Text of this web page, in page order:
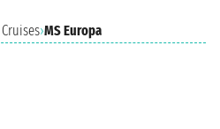
›MS Europa